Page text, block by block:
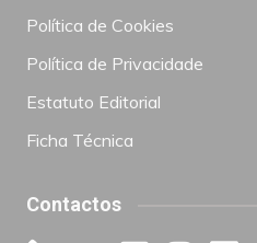
Política de Cookies
Política de Privacidade
Estatuto Editorial
Ficha Técnica
Contactos